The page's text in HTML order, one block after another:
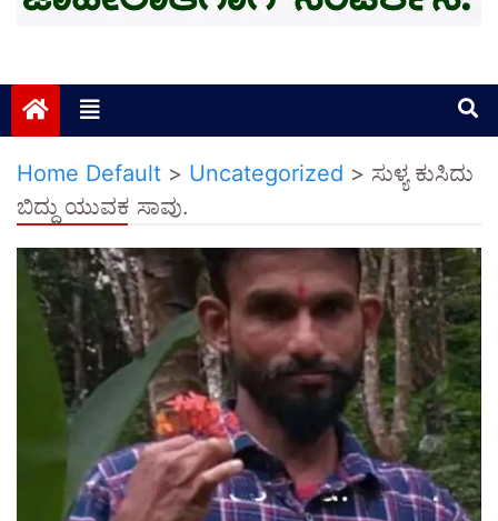
Home Default > Uncategorized > ಸುಳ್ಯ ಕುಸಿದು
ಬಿದ್ದು ಯುವಕ ಸಾವು.